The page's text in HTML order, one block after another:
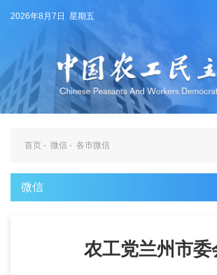
2026年8月7日 星期五
首页 - 微信 - 各市微信
微信
农工党兰州市委